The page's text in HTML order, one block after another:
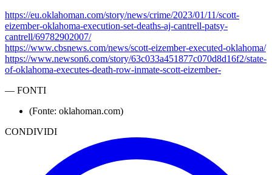
https://eu.oklahoman.com/story/news/crime/2023/01/11/scott-
eizember-oklahoma-execution-set-deaths-aj-cantrell-patsy-
cantrell/69782902007/
https://www.cbsnews.com/news/scott-eizember-executed-oklahoma/
https://www.newson6.com/story/63c033a451877c070d8d16f2/state-
of-oklahoma-executes-death-row-inmate-scott-eizember-
— FONTI
(Fonte: oklahoman.com)
CONDIVIDI